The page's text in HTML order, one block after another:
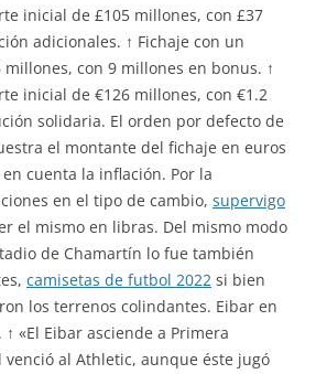
inicial de £105 millones, con £37
adicionales. ↑ Fichaje con un
con 9 millones en bonus. ↑
inicial de €126 millones, con €1.2
solidaria. El orden por defecto de
el montante del fichaje en euros
cuenta la inflación. Por la
en el tipo de cambio, supervigo
el mismo en libras. Del mismo modo
de Chamartín lo fue también
camisetas de futbol 2022 si bien
los terrenos colindantes. Eibar en
«El Eibar asciende a Primera
venció al Athletic, aunque éste jugó